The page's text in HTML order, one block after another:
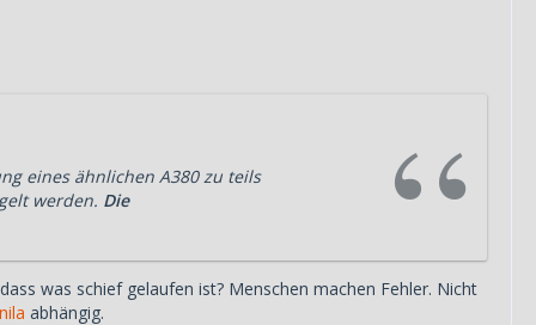
eines ähnlichen A380 zu teils
werden. Die
was schief gelaufen ist? Menschen machen Fehler. Nicht
abhängig.